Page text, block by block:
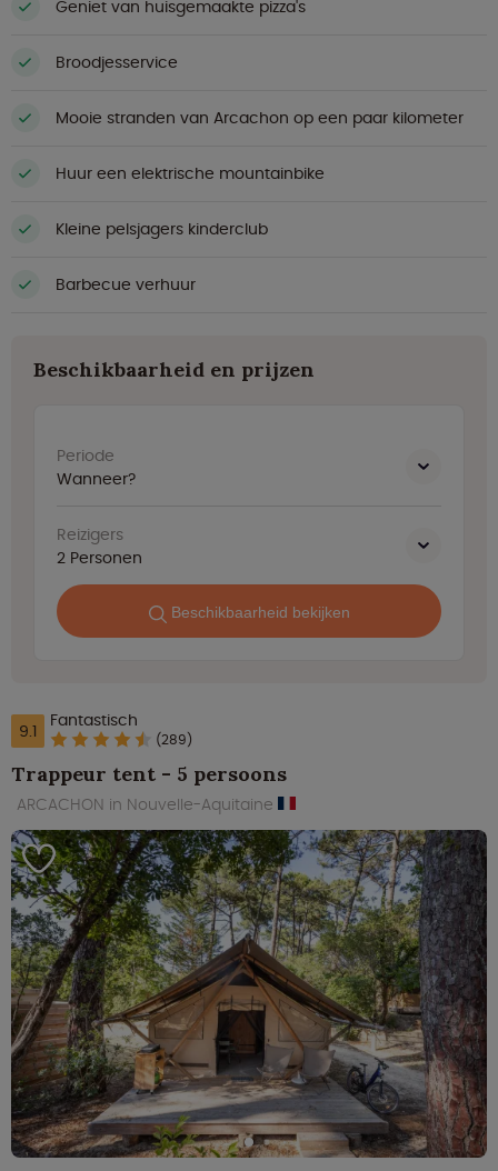
Geniet van huisgemaakte pizza's
Broodjesservice
Mooie stranden van Arcachon op een paar kilometer
Huur een elektrische mountainbike
Kleine pelsjagers kinderclub
Barbecue verhuur
Beschikbaarheid en prijzen
Periode
Wanneer?
Reizigers
2 Personen
Beschikbaarheid bekijken
9.1 Fantastisch
(289)
Trappeur tent - 5 persoons
ARCACHON in Nouvelle-Aquitaine